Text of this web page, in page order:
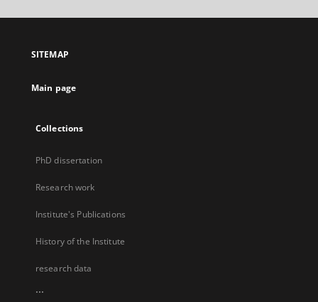
SITEMAP
Main page
Collections
PhD dissertation
Research work
Institute's Publications
History of the Institute
research data
...